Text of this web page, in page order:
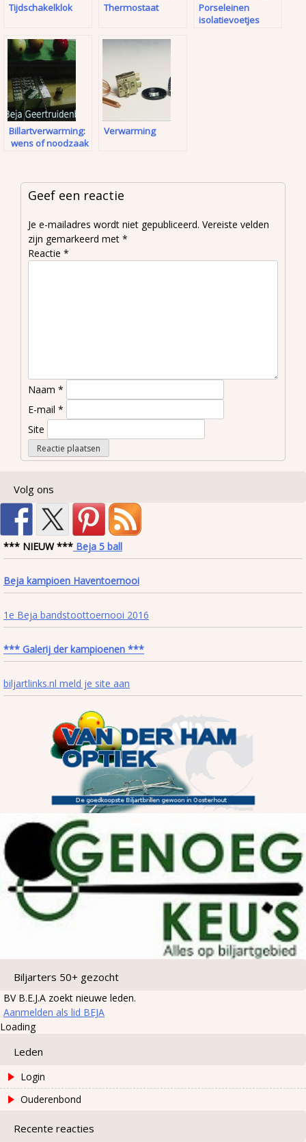
Tijdschakelklok Thermostaat
Porseleinen
isolatievoetjes
Billartverwarming:
wens of noodzaak
Verwarming
Geef een reactie
Je e-mailadres wordt niet gepubliceerd. Vereiste velden
zijn gemarkeerd met *
Reactie *
Naam *
E-mail *
Site
Volg ons
*** NIEUW *** Beja 5 ball
Beja kampioen Haventoernooi
1e Beja bandstoottoernooi 2016
*** Galerij der kampioenen ***
biljartlinks.nl meld je site aan
Biljarters 50+ gezocht
BV B.E.J.A zoekt nieuwe leden.
Aanmelden als lid BEJA
Loading
Leden
Login
Ouderenbond
Recente reacties